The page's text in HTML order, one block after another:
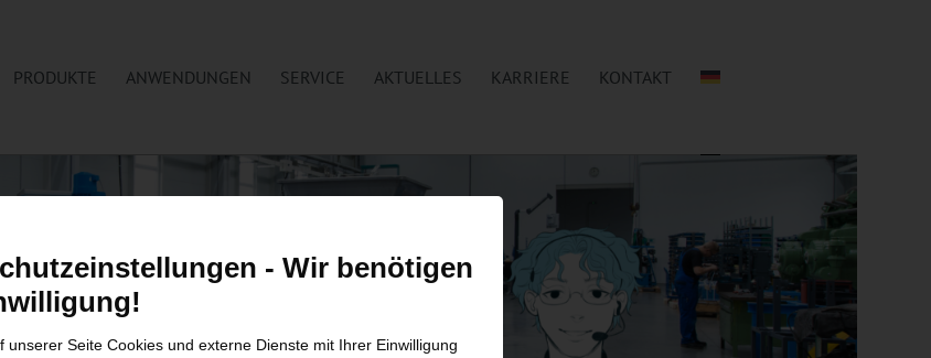
PRODUKTE ANWENDUNGEN SERVICE AKTUELLES KARRIERE KONTAKT
- Wir benötigen
unserer Seite Cookies und externe Dienste mit Ihrer Einwilligung